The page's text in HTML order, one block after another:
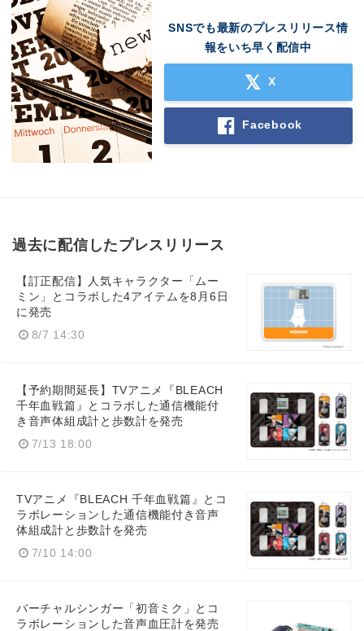
SNSでも最新のプレスリリース情
報をいち早く配信中
X
Facebook
過去に配信したプレスリリース
【訂正配信】人気キャラクター「ムー
ミン」とコラボした4アイテムを8月6日
に発売
8/7 14:30
【予約期間延長】TVアニメ『BLEACH
千年血戦篇』とコラボした通信機能付
き音声体組成計と歩数計を発売
7/13 18:00
TVアニメ『BLEACH 千年血戦篇』とコ
ラボレーションした通信機能付き音声
体組成計と歩数計を発売
7/10 14:00
バーチャルシンガー「初音ミク」とコ
ラボレーションした音声血圧計を発売